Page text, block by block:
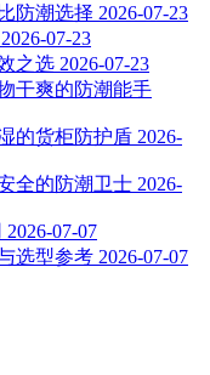
防潮选择 2026-07-23
2026-07-23
之选 2026-07-23
干爽的防潮能手
的货柜防护盾 2026-
全的防潮卫士 2026-
2026-07-07
选型参考 2026-07-07